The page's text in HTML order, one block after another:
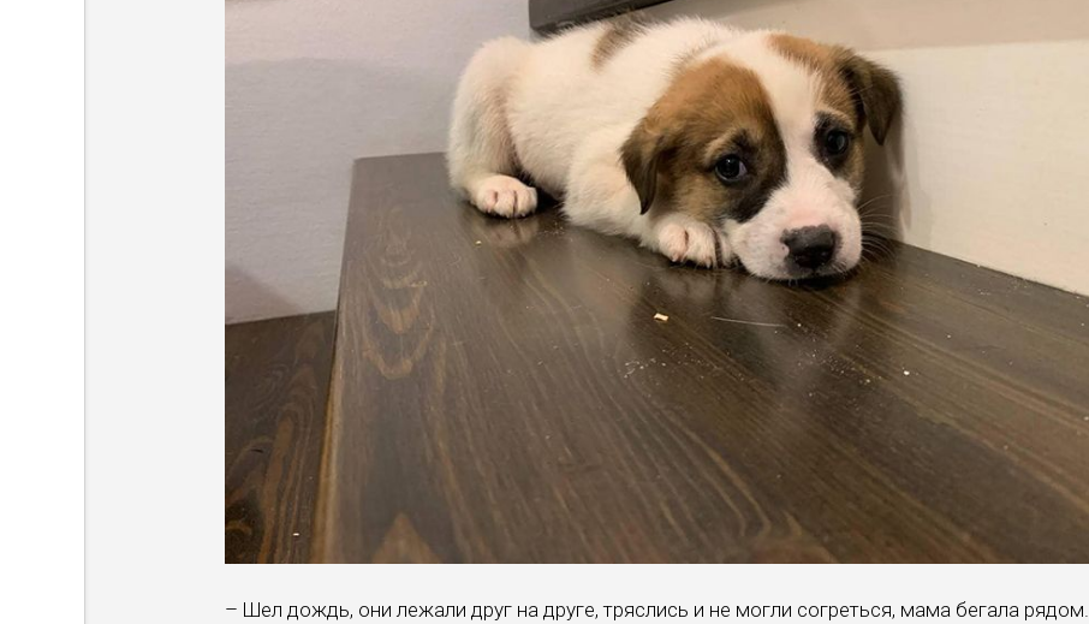
– Шел дождь, они лежали друг на друге, тряслись и не могли согреться, мама бегала рядом.